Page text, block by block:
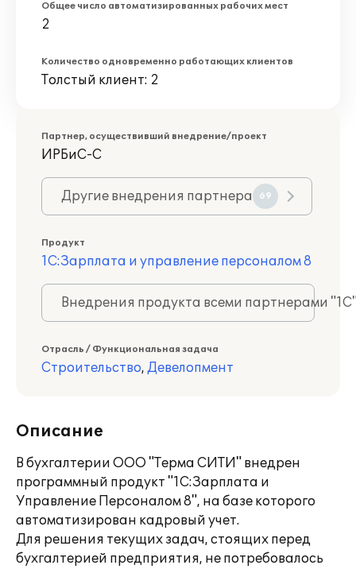
Общее число автоматизированных рабочих мест
2
Количество одновременно работающих клиентов
Толстый клиент: 2
Партнер, осуществивший внедрение/проект
ИРБиС-С
Другие внедрения партнера 69
Продукт
1С:Зарплата и управление персоналом 8
Внедрения продукта всеми партнерами
Отрасль / Функциональная задача
Строительство, Девелопмент
Описание
В бухгалтерии ООО "Терма СИТИ" внедрен
программный продукт "1С:Зарплата и
Управление Персоналом 8", на базе которого
автоматизирован кадровый учет.
Для решения текущих задач, стоящих перед
бухгалтерией предприятия, не потребовалось